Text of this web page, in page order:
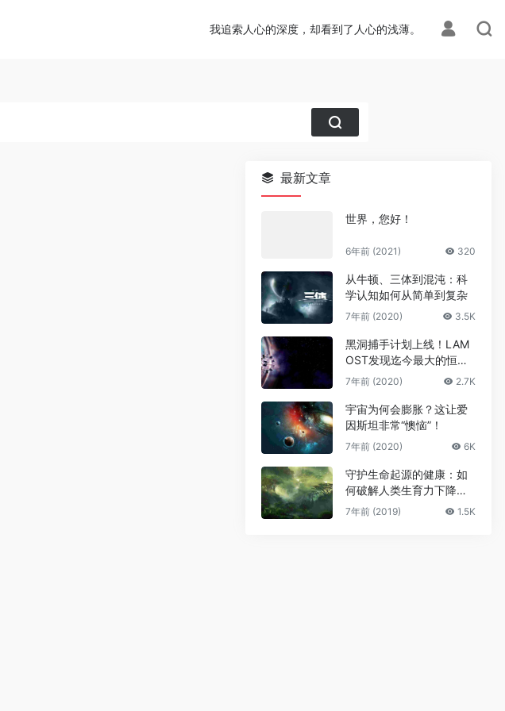
我追索人心的深度，却看到了人心的浅薄。
最新文章
世界，您好！
6年前 (2021) 320
从牛顿、三体到混沌：科
学认知如何从简单到复杂
7年前 (2020) 3.5K
黑洞捕手计划上线！LAM
OST发现迄今最大的恒星
级黑洞
7年前 (2020) 2.7K
宇宙为何会膨胀？这让爱
因斯坦非常“懊恼”！
7年前 (2020) 6K
守护生命起源的健康：如
何破解人类生育力下降难
题
7年前 (2019) 1.5K